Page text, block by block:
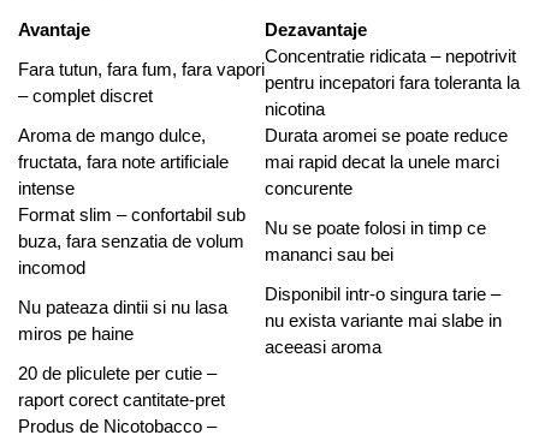
Avantaje
Dezavantaje
Fara tutun, fara fum, fara vapori
– complet discret
Concentratie ridicata – nepotrivit
pentru incepatori fara toleranta la
nicotina
Aroma de mango dulce,
fructata, fara note artificiale
intense
Durata aromei se poate reduce
mai rapid decat la unele marci
concurente
Format slim – confortabil sub
buza, fara senzatia de volum
incomod
Nu se poate folosi in timp ce
mananci sau bei
Nu pateaza dintii si nu lasa
miros pe haine
Disponibil intr-o singura tarie –
nu exista variante mai slabe in
aceeasi aroma
20 de pliculete per cutie –
raport corect cantitate-pret
Produs de Nicotobacco –